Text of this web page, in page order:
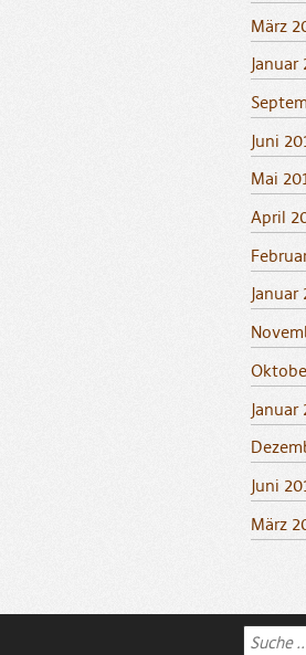
März
Januar
Juni
Mai
April
Januar
Januar
Juni
März